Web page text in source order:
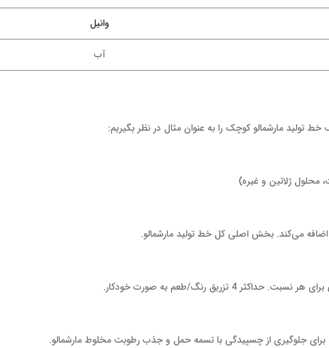
وانیل
آب
تولید مارشمالو کوچک را به عنوان مثال در نظر بگیریم:
محلول ژلاتین و غیره)
می‌کند. بخش اصلی کل خط تولید مارشمالو.
تزریق رنگ/طعم به صورت خودکار.
برای جلوگیری از چسپیدگی با تسمه حمل و جذب رطوبت مخلوط مارشمالو.